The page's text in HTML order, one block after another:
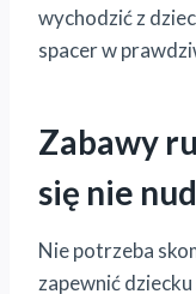
wychodzić z
spacer w
Zabawy
się nie
Nie potrzeba
zapewnić